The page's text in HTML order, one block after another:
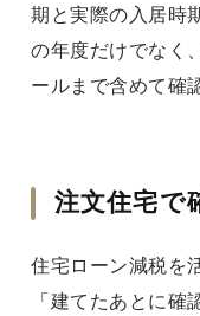
期と実際の入居時
の年度だけでなく
ールまで含めて確
注文住宅で
住宅ローン減税を
「建てたあとに